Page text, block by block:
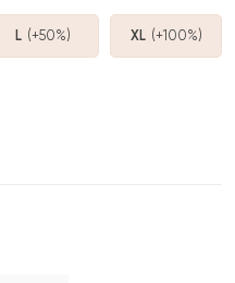
L (+50%) XL (+100%)